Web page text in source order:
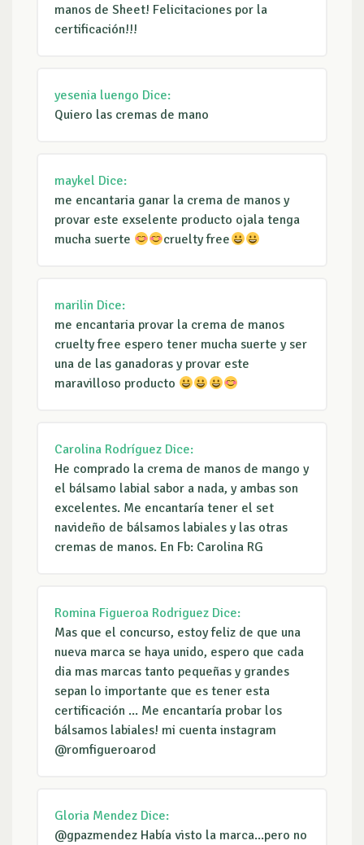
manos de Sheet! Felicitaciones por la
certificación!!!
yesenia luengo Dice:
Quiero las cremas de mano
maykel Dice:
me encantaria ganar la crema de manos y
provar este exselente producto ojala tenga
mucha suerte
cruelty free
marilin Dice:
me encantaria provar la crema de manos
cruelty free espero tener mucha suerte y ser
una de las ganadoras y provar este
maravilloso producto
Carolina Rodríguez Dice:
He comprado la crema de manos de mango y
el bálsamo labial sabor a nada, y ambas son
excelentes. Me encantaría tener el set
navideño de bálsamos labiales y las otras
cremas de manos. En Fb: Carolina RG
Romina Figueroa Rodriguez Dice:
Mas que el concurso, estoy feliz de que una
nueva marca se haya unido, espero que cada
dia mas marcas tanto pequeñas y grandes
sepan lo importante que es tener esta
certificación ... Me encantaría probar los
bálsamos labiales! mi cuenta instagram
@romfigueroarod
Gloria Mendez Dice:
@gpazmendez Había visto la marca...pero no